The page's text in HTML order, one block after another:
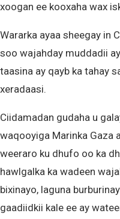
xoogan ee kooxaha wax
Wararka ayaa sheegay in
soo wajahday muddadii
taasina ay qayb ka tahay
xeradaasi.
Ciidamadan gudaha u
waqooyiga Marinka Gaza
weeraro ku dhufo oo ka
hawlgalka ka wadeen
bixinayo, laguna
gaadiidkii kale ee ay